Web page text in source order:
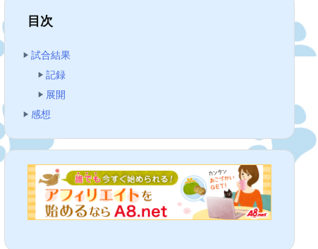
目次
試合結果
記録
展開
感想